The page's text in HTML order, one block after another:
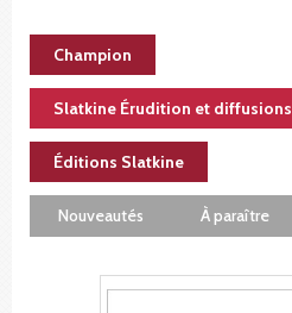
Champion
Slatkine Érudition et diffusions
Éditions Slatkine
Nouveautés À paraître